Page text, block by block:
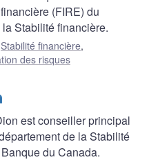
(FIRE) du
Stabilité financière.
Stabilité financière,
des risques
est conseiller principal
de la Stabilité
du Canada.